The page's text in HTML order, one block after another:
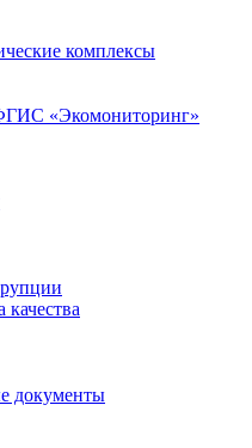
комплексы
«Экомониторинг»
документы